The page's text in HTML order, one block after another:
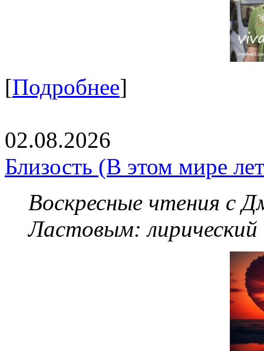
[Подробнее]
02.08.2026
Близость (В этом мире
Воскресные чтения с
Ластовым: